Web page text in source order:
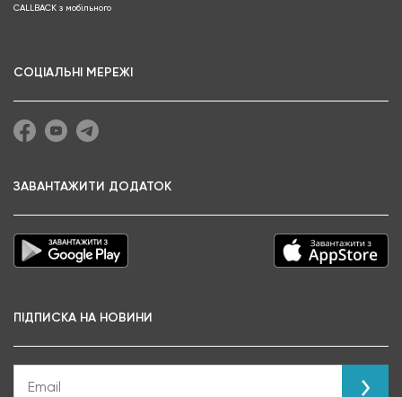
CALLBACK з мобільного
СОЦІАЛЬНІ МЕРЕЖІ
ЗАВАНТАЖИТИ ДОДАТОК
ПІДПИСКА НА НОВИНИ